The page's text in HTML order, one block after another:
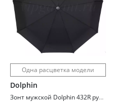
Одна расцветка модели
Dolphin
Зонт мужской Dolphin 432R ручка прямая дерево